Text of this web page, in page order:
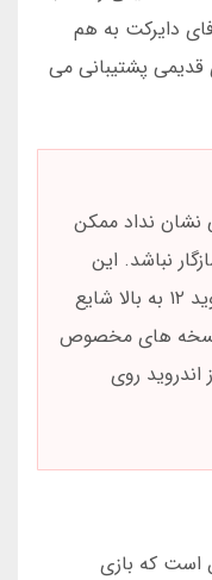
دایرکت به هم
پشتیبانی می
نشان نداد ممکن
نباشد. این
مشکل در گوشی های جدید با اندروید ۱۲ به بالا شایع
نسخه های مخصوص
اندروید روی
است که بازی